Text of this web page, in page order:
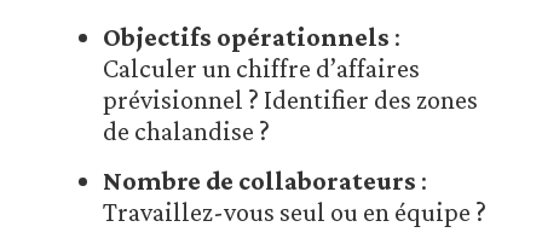
Objectifs opérationnels :
Calculer un chiffre d’affaires
prévisionnel ? Identifier des zones
de chalandise ?
Nombre de collaborateurs :
Travaillez-vous seul ou en équipe ?